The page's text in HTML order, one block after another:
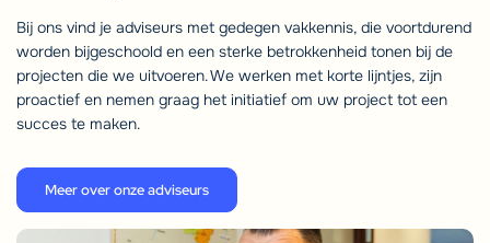
Bij ons vind je adviseurs met gedegen vakkennis, die voortdurend
worden bijgeschoold en een sterke betrokkenheid tonen bij de
projecten die we uitvoeren. We werken met korte lijntjes, zijn
proactief en nemen graag het initiatief om uw project tot een
succes te maken.
Meer over onze adviseurs